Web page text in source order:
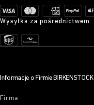
Wysyłka za pośrednictwem
Informacje o Firmie BIRKENSTOCK
Firma